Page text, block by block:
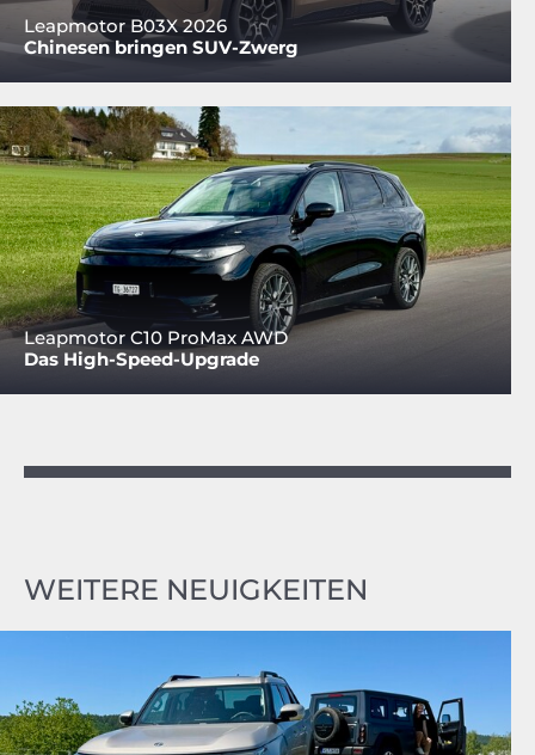
Leapmotor B03X 2026
Chinesen bringen SUV-Zwerg
Leapmotor C10 ProMax AWD
Das High-Speed-Upgrade
WEITERE NEUIGKEITEN